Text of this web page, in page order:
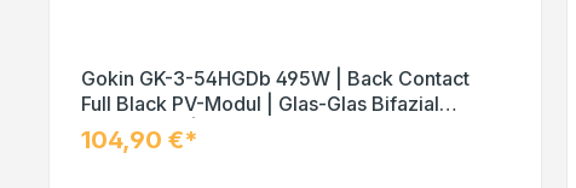
Gokin GK-3-54HGDb 495W | Back Contact
Full Black PV-Modul | Glas-Glas Bifazial
Solarmodul | Palettenpreis (37 Stk.)
104,90 €*